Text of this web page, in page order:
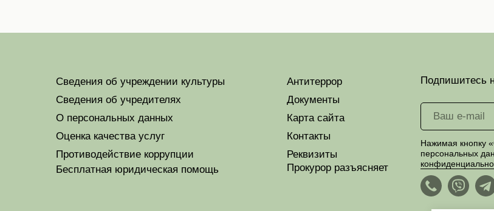
Нажимая кнопку
персональных
Подпишитесь
Реквизиты
Контакты
Карта сайта
Документы
Антитеррор
Противодействие коррупции
Оценка качества услуг
О персональных данных
Сведения об учредителях
Сведения об учреждении культуры
Бесплатная юридическая помощь Прокурор разъясняет